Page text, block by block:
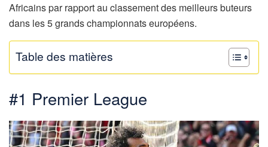
Africains par rapport au classement des meilleurs buteurs
dans les 5 grands championnats européens.
Table des matières
#1 Premier League